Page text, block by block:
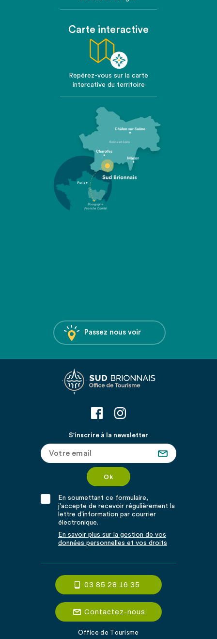
Carte interactive
Repérez-vous sur la carte
intercative du territoire
Passez nous voir
S'inscrire à la newsletter
En soumettant ce formulaire,
j'accepte de recevoir régulièrement la
lettre d'information par courrier
électronique.
En savoir plus sur la gestion de vos
données personnelles et vos droits
03 85 28 16 35
Contactez-nous
Office de Tourisme